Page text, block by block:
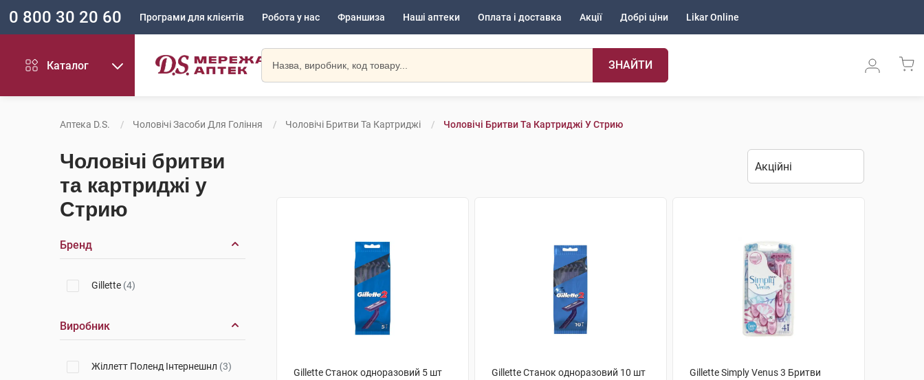
0 800 30 20 60 Програми для клієнтів Робота у нас Франшиза Наші аптеки Оплата і доставка Акції Добрі ціни Likar Online
Каталог ЗНАЙТИ
Аптека D.S. Чоловічі Засоби Для Гоління Чоловічі Бритви Та Картриджі Чоловічі Бритви Та Картриджі У Стрию
Чоловічі бритви
та картриджі у
Стрию
Бренд
Gillette (4)
Виробник
Жіллетт Поленд Інтернешнл (3)
Gillette Станок одноразовий 5 шт Gillette Станок одноразовий 10 шт
Gillette Simply Venus 3 Бритви